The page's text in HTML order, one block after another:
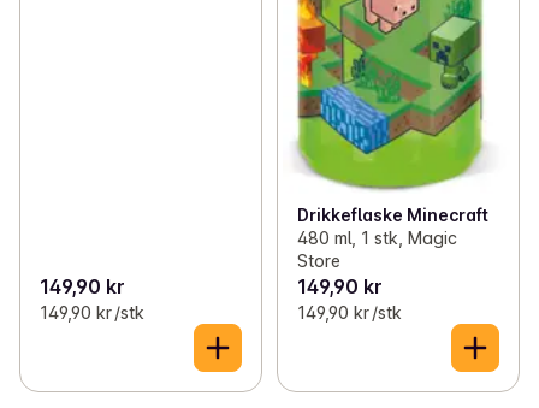
149,90 kr
149,90 kr /stk
Drikkeflaske Minecraft
480 ml, 1 stk, Magic
Store
149,90 kr
149,90 kr /stk